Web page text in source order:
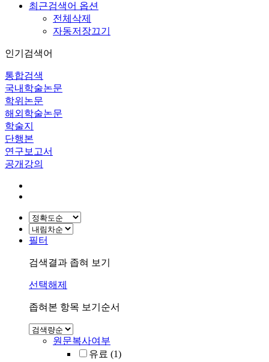
최근검색어 옵션
전체삭제
자동저장끄기
인기검색어
통합검색
국내학술논문
학위논문
해외학술논문
학술지
단행본
연구보고서
공개강의
필터
검색결과 좁혀 보기
선택해제
좁혀본 항목 보기순서
원문복사여부
유료 (1)